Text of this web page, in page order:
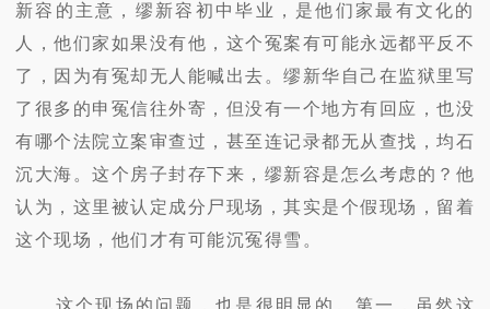
新容的主意，缪新容初中毕业，是他们家最有文化的
人，他们家如果没有他，这个冤案有可能永远都平反不
了，因为有冤却无人能喊出去。缪新华自己在监狱里写
了很多的申冤信往外寄，但没有一个地方有回应，也没
有哪个法院立案审查过，甚至连记录都无从查找，均石
沉大海。这个房子封存下来，缪新容是怎么考虑的？他
认为，这里被认定成分尸现场，其实是个假现场，留着
这个现场，他们才有可能沉冤得雪。
这个现场的问题，也是很明显的。第一，虽然这